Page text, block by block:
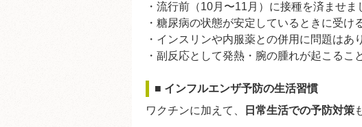
・流行前（10月〜11月）に接種を済ませま
・糖尿病の状態が安定しているときに受け
・インスリンや内服薬との併用に問題はあ
・副反応として発熱・腕の腫れが起こる
■ インフルエンザ予防の生活習慣
ワクチンに加えて、
日常生活での予防対策